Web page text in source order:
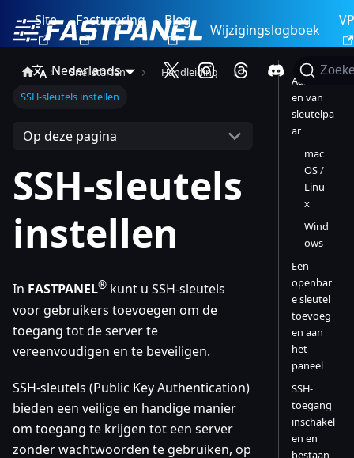
Site Facturering Blog
Wijzigingslogboek
Nederlands
Snel starten
Handleiding
SSH-sleutels instellen
Op deze pagina
SSH-sleutels
instellen
In FASTPANEL® kunt u SSH-sleutels
voor gebruikers toevoegen om de
toegang tot de server te
vereenvoudigen en te beveiligen.
SSH-sleutels (Public Key Authentication)
bieden een veilige en handige manier
om toegang te krijgen tot een server
zonder wachtwoorden te gebruiken, op
Aanmak
en van
sleutelpa
ar
mac
OS /
Linu
x
Wind
ows
Een
openbar
e sleutel
toevoeg
en aan
het
paneel
SSH-
toegang
inschakel
en en
bestaan